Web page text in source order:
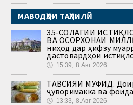
МАВОДҲОИ ТАҲЛИЛӢ
35-СОЛАГИИ
ВА ОСОРХОНАИ
ниҳод дар ҳифзу
дастовардҳои
🕔 15:39, 8.Авг 2026
ТАВСИЯИ МУФИД.
ҷуворимакка ва
🕔 13:33, 8.Авг 2026